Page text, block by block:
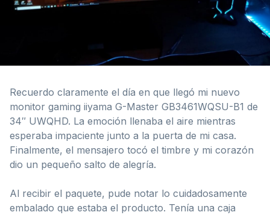
Recuerdo claramente el día en que llegó mi nuevo
monitor gaming iiyama G-Master GB3461WQSU-B1 de
34″ UWQHD. La emoción llenaba el aire mientras
esperaba impaciente junto a la puerta de mi casa.
Finalmente, el mensajero tocó el timbre y mi corazón
dio un pequeño salto de alegría.
Al recibir el paquete, pude notar lo cuidadosamente
embalado que estaba el producto. Tenía una caja